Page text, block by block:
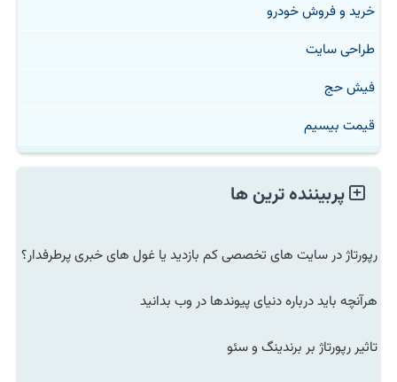
خرید و فروش خودرو
طراحی سایت
فیش حج
قیمت بیسیم
پربیننده ترین ها
رپورتاژ در سایت های تخصصی کم بازدید یا غول های خبری پرطرفدار؟
هرآنچه باید درباره دنیای پیوندها در وب بدانید
تاثیر رپورتاژ بر برندینگ و سئو